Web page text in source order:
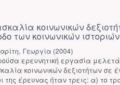
κοινωνικών
των κοινωνικών ιστοριών
Γεωργία (2004)
ερευνητική εργασία μελετά
κοινωνικών δεξιοτήτων σε
της έρευνας ήταν τρεις: α) το